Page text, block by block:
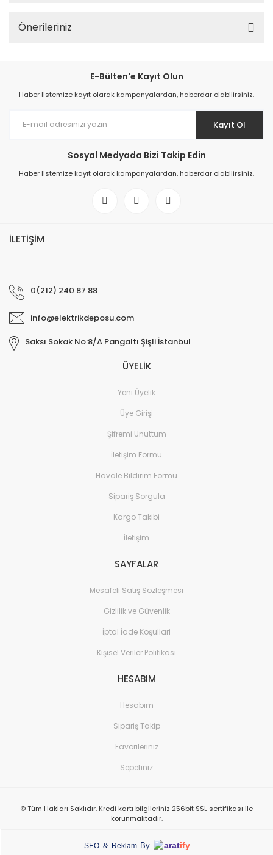
Önerileriniz
E-Bülten'e Kayıt Olun
Haber listemize kayıt olarak kampanyalardan, haberdar olabilirsiniz.
Kayıt Ol
Sosyal Medyada Bizi Takip Edin
Haber listemize kayıt olarak kampanyalardan, haberdar olabilirsiniz.
İLETİŞİM
0(212) 240 87 88
info@elektrikdeposu.com
Saksı Sokak No:8/A Pangaltı Şişli İstanbul
ÜYELİK
Yeni Üyelik
Üye Girişi
Şifremi Unuttum
İletişim Formu
Havale Bildirim Formu
Sipariş Sorgula
Kargo Takibi
İletişim
SAYFALAR
Mesafeli Satış Sözleşmesi
Gizlilik ve Güvenlik
İptal İade Koşullari
Kişisel Veriler Politikası
HESABIM
Hesabım
Sipariş Takip
Favorileriniz
Sepetiniz
© Tüm Hakları Saklıdır. Kredi kartı bilgileriniz 256bit SSL sertifikası ile
korunmaktadır.
SEO & Reklam By aratify